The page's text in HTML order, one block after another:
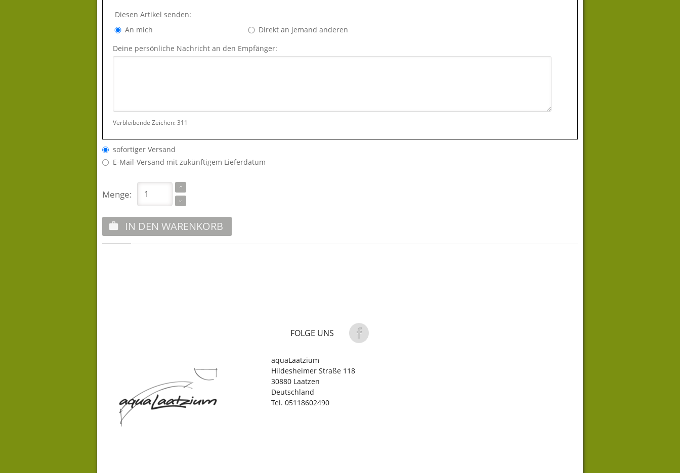
Diesen Artikel senden:
An mich
Direkt an jemand anderen
Deine persönliche Nachricht an den Empfänger:
Verbleibende Zeichen: 311
sofortiger Versand
E-Mail-Versand mit zukünftigem Lieferdatum
Menge:
IN DEN WARENKORB
FOLGE UNS
aquaLaatzium
Hildesheimer Straße 118
30880 Laatzen
Deutschland
Tel. 05118602490